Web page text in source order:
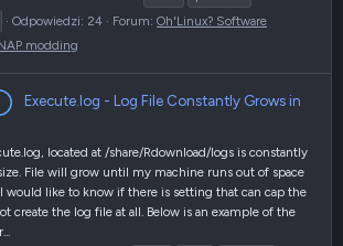
Odpowiedzi: 24 Forum: Oh'Linux? Software
modding
Execute.log - Log File Constantly Grows in
located at /share/Rdownload/logs is constantly
File will grow until my machine runs out of space
would like to know if there is setting that can cap the
create the log file at all. Below is an example of the